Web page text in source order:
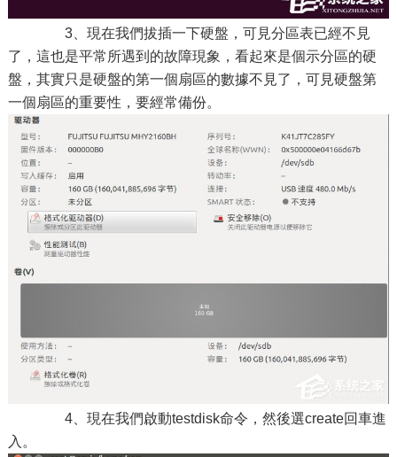
3、現在我們拔插一下硬盤，可見分區表已經不見
了，這也是平常所遇到的故障現象，看起來是個示分區的硬
盤，其實只是硬盤的第一個扇區的數據不見了，可見硬盤第
一個扇區的重要性，要經常備份。
4、現在我們啟動testdisk命令，然後選create回車進
入。